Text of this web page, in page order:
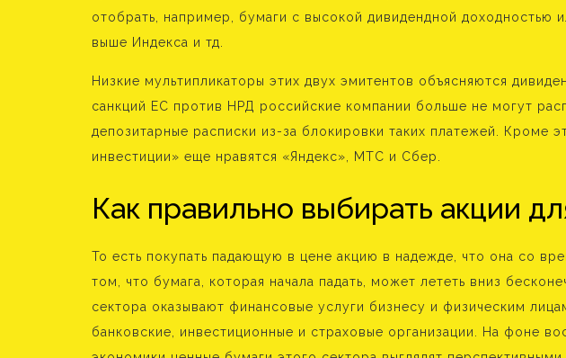
отобрать, например, бумаги с высокой дивидендной доходностью
выше Индекса и тд.
Низкие мультипликаторы этих двух эмитентов объясняются
санкций ЕС против НРД российские компании больше не могут
депозитарные расписки из-за блокировки таких платежей. Кроме
инвестиции» еще нравятся «Яндекс», МТС и Сбер.
Как правильно выбирать акции
То есть покупать падающую в цене акцию в надежде, что она со
том, что бумага, которая начала падать, может лететь вниз
сектора оказывают финансовые услуги бизнесу и физическим
банковские, инвестиционные и страховые организации. На фоне